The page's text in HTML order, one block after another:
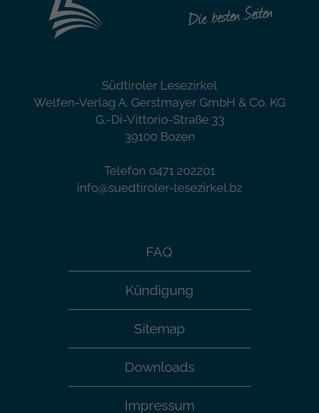
Südtiroler Lesezirkel
Welfen-Verlag A. Gerstmayer GmbH & Co. KG
G.-Di-Vittorio-Straße 33
39100 Bozen
Telefon 0471 202201
info@suedtiroler-lesezirkel.bz
FAQ
Kündigung
Sitemap
Downloads
Impressum